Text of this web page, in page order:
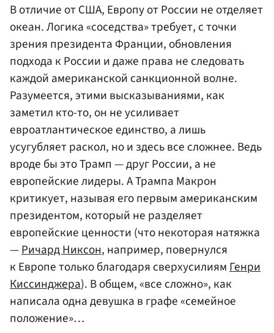
В отличие от США, Европу от России не отделяет
океан. Логика «соседства» требует, с точки
зрения президента Франции, обновления
подхода к России и даже права не следовать
каждой американской санкционной волне.
Разумеется, этими высказываниями, как
заметил кто-то, он не усиливает
евроатлантическое единство, а лишь
усугубляет раскол, но и здесь все сложнее. Ведь
вроде бы это Трамп — друг России, а не
европейские лидеры. А Трампа Макрон
критикует, называя его первым американским
президентом, который не разделяет
европейские ценности (что некоторая натяжка
—Ричард Никсон, например, повернулся
к Европе только благодаря сверхусилиям Генри
Киссинджера). В общем, «все сложно», как
написала одна девушка в графе «семейное
положение»…